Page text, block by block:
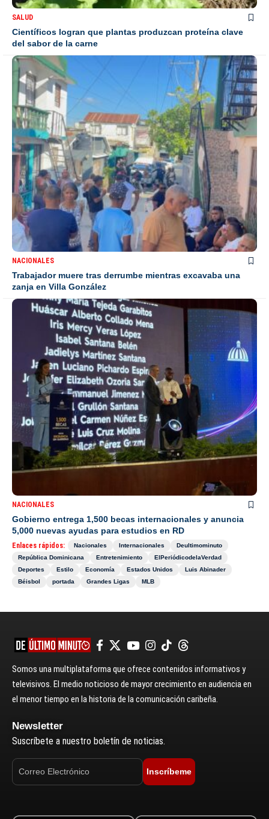
SALUD
Científicos logran que plantas produzcan proteína clave
del sabor de la carne
NACIONALES
Trabajador muere tras derrumbe mientras excavaba una
zanja en Villa González
NACIONALES
Gobierno entrega 1,500 becas internacionales y anuncia
5,000 nuevas ayudas para estudios en RD
Enlaces rápidos: Nacionales Internacionales
Deultimominuto
República Dominicana
Entretenimiento
ElPeriódicodelaVerdad
Deportes
Estilo Economía Estados Unidos
Luis Abinader
Béisbol
portada Grandes Ligas MLB
Somos una multiplataforma que ofrece contenidos informativos y
televisivos. El medio noticioso de mayor crecimiento en audiencia en
el menor tiempo en la historia de la comunicación caribeña.
Newsletter
Suscríbete a nuestro boletín de noticias.
Inscríbeme